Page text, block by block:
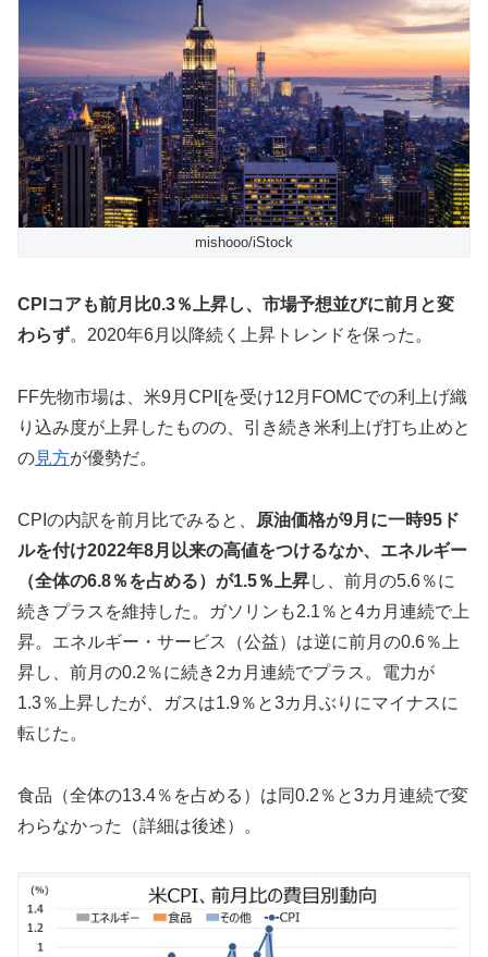
mishooo/iStock
CPIコアも前月比0.3％上昇し、市場予想並びに前月と変
わらず。2020年6月以降続く上昇トレンドを保った。
FF先物市場は、米9月CPI[を受け12月FOMCでの利上げ織
り込み度が上昇したものの、引き続き米利上げ打ち止めと
の見方が優勢だ。
CPIの内訳を前月比でみると、
原油価格が9月に一時95ド
ルを付け2022年8月以来の高値をつけるなか、エネルギー
（全体の6.8％を占める）が1.5％上昇し、前月の5.6％に
続きプラスを維持した。ガソリンも2.1％と4カ月連続で上
昇。エネルギー・サービス（公益）は逆に前月の0.6％上
昇し、前月の0.2％に続き2カ月連続でプラス。電力が
1.3％上昇したが、ガスは1.9％と3カ月ぶりにマイナスに
転じた。
食品（全体の13.4％を占める）は同0.2％と3カ月連続で変
わらなかった（詳細は後述）。